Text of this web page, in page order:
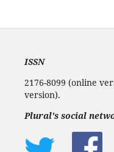
ISSN
2176-8099 (online
version).
Plural's social